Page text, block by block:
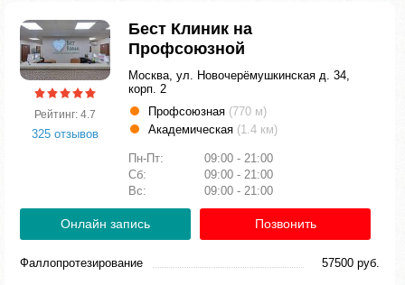
Рейтинг: 4.7
325 отзывов
Бест Клиник на
Профсоюзной
Москва, ул. Новочерёмушкинская д. 34,
корп. 2
Профсоюзная (770 м)
Академическая (1.4 км)
Пн-Пт:
09:00 - 21:00
Сб:
09:00 - 21:00
Вс:
09:00 - 21:00
Онлайн запись Позвонить
Фаллопротезирование 57500 руб.